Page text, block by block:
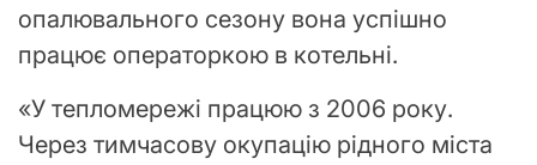
опалювального сезону вона успішно
працює операторкою в котельні.
«У тепломережі працюю з 2006 року.
Через тимчасову окупацію рідного міста